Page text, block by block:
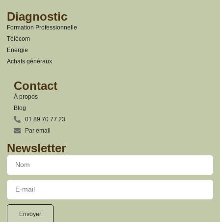
Diagnostic
Formation Professionnelle
Télécom
Energie
Achats généraux
Contact
À propos
Blog
01 89 70 77 23
Par email
Newsletter
Envoyer